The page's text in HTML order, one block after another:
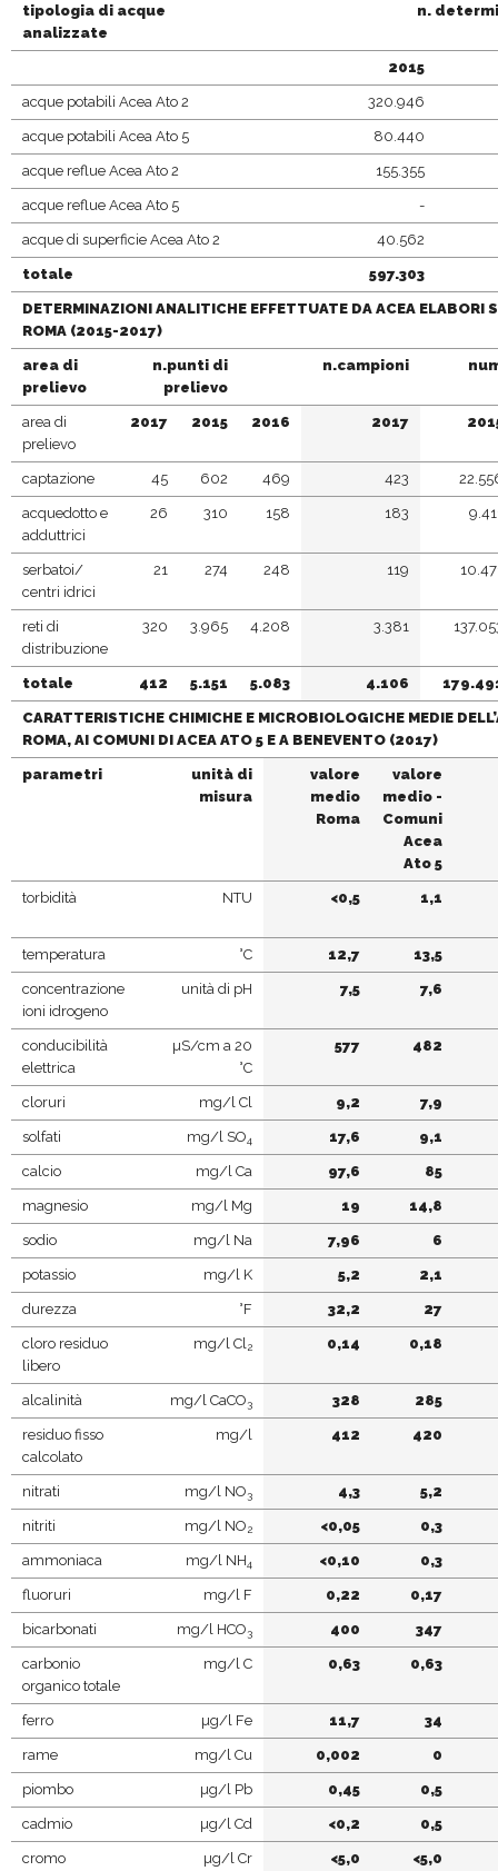
tipologia di acque
analizzate
n.
2015
acque potabili Acea Ato 2 320.946
acque potabili Acea Ato 5 80.440
acque reflue Acea Ato 2 155.355
acque reflue Acea Ato 5 -
acque di superficie Acea Ato 2 40.562
totale 597.303
DETERMINAZIONI ANALITICHE EFFETTUATE DA ACEA ELABORI
ROMA (2015-2017)
area di
prelievo
n.punti di
prelievo
n.campioni
area di
prelievo
2017 2015 2016 2017
captazione 45 602 469 423
acquedotto e
adduttrici
26 310 158 183
serbatoi/
centri idrici
21 274 248 119
reti di
distribuzione
320 3.965 4.208 3.381
totale 412 5.151 5.083 4.106
CARATTERISTICHE CHIMICHE E MICROBIOLOGICHE MEDIE
ROMA, AI COMUNI DI ACEA ATO 5 E A BENEVENTO (2017)
parametri
unità di
misura
valore
medio
Roma
valore
medio -
Comuni
Acea
Ato 5
torbidità NTU <0,5 1,1
temperatura °C 12,7 13,5
concentrazione
ioni idrogeno
unità di pH 7,5 7,6
conducibilità
elettrica
µS/cm a 20
°C
577 482
cloruri mg/l Cl 9,2 7,9
solfati mg/l SO4 17,6 9,1
calcio mg/l Ca 97,6 85
magnesio mg/l Mg 19 14,8
sodio mg/l Na 7,96 6
potassio mg/l K 5,2 2,1
durezza °F 32,2 27
cloro residuo
libero
mg/l Cl 2 0,14 0,18
alcalinità mg/l CaCO3 328 285
residuo fisso
calcolato
mg/l 412 420
nitrati mg/l NO3 4,3 5,2
nitriti mg/l NO2 <0,05 0,3
ammoniaca mg/l NH4 <0,10 0,3
fluoruri mg/l F 0,22 0,17
bicarbonati mg/l HCO3 400 347
carbonio
organico totale
mg/l C 0,63 0,63
ferro µg/l Fe 11,7 34
rame mg/l Cu 0,002 0
piombo µg/l Pb 0,45 0,5
cadmio µg/l Cd <0,2 0,5
cromo µg/l Cr <5,0 <5,0